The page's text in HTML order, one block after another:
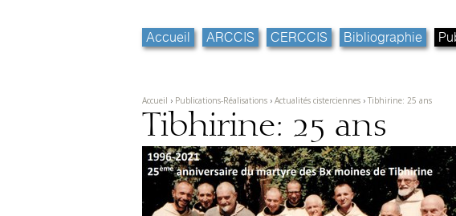
contenu.
Aller
Accueil ARCCIS CERCCIS Bibliographie
Accueil › Publications-Réalisations › Actualités cisterciennes › Tibhirine: 25 ans
Tibhirine: 25 ans